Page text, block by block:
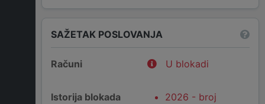
SAŽETAK POSLOVANJA
Računi U blokadi
Istorija blokada
2026 - broj